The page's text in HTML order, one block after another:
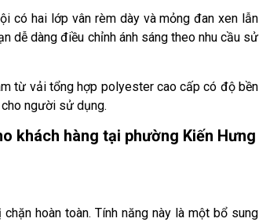
có hai lớp vân rèmdày và mỏng đan xen lẫn
dễ dàng điều chỉnh ánh sáng theo nhu cầu sử
từ vải tổng hợp polyester cao cấp có độ bền
người sử dụng.
khách hàng tại phường Kiến Hưng
hoàn toàn. Tính năng này là một bổ sung